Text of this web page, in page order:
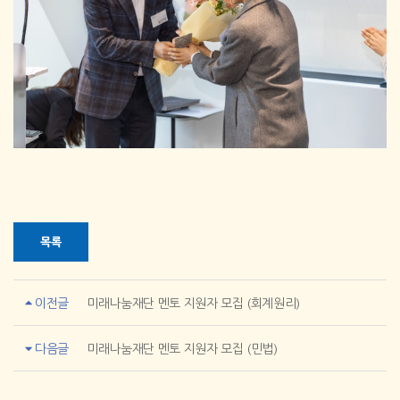
목록
이전글 미래나눔재단 멘토 지원자 모집 (회계원리)
다음글 미래나눔재단 멘토 지원자 모집 (민법)